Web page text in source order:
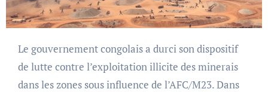
Le gouvernement congolais a durci son dispositif
de lutte contre l’exploitation illicite des minerais
dans les zones sous influence de l’AFC/M23. Dans